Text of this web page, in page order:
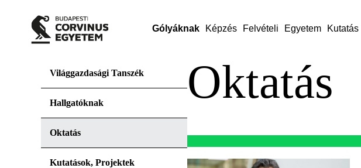
Gólyáknak Képzés Felvételi Egyetem Kutatás
Világgazdasági Tanszék
Hallgatóknak
Oktatás
Kutatások, Projektek
Oktatás